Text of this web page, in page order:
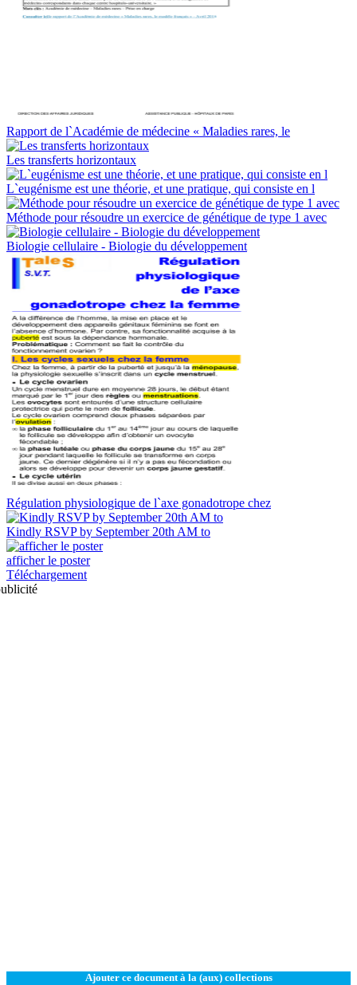
Rapport de l`Académie de médecine « Maladies rares, le
Les transferts horizontaux
L`eugénisme est une théorie, et une pratique, qui consiste en l
Méthode pour résoudre un exercice de génétique de type 1 avec
Biologie cellulaire - Biologie du développement
Régulation physiologique de l`axe gonadotrope chez
Kindly RSVP by September 20th AM to
afficher le poster
Téléchargement
Ajouter ce document à la (aux) collections